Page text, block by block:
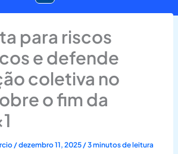
para riscos
e defende
coletiva no
o fim da
/dezembro 11, 2025 /3 minutos de leitura